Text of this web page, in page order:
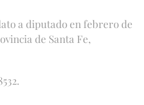
a diputado en febrero de
de Santa Fe,